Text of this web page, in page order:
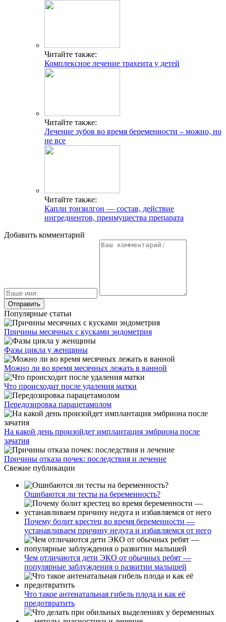
Читайте также:
Комплексное лечение трахеита у детей
Читайте также:
Лечение зубов во время беременности – можно, но
не все
Читайте также:
Капли тонзилгон — состав, действие
ингредиентов, преимущества препарата
Добавить комментарий
Популярные статьи
Причины месячных с кусками эндометрия
Фазы цикла у женщины
Можно ли во время месячных лежать в ванной
Что происходит после удаления матки
Передозировка парацетамолом
На какой день произойдет имплантация эмбриона после
зачатия
Причины отказа почек: последствия и лечение
Свежие публикации
Ошибаются ли тесты на беременность?
Почему болит крестец во время беременности —
устанавливаем причину недуга и избавляемся от него
Чем отличаются дети ЭКО от обычных ребят —
популярные заблуждения о развитии малышей
Что такое антенатальная гибель плода и как её
предотвратить